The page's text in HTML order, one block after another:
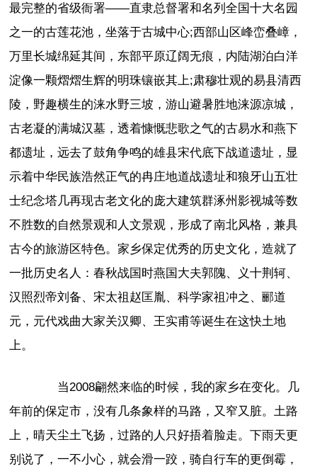
最完整的省级衙署——直隶总督署和名列全国十大名园
之一的古莲花池，坐落于古城中心;西部山区峰峦叠嶂，
万里长城绵延其间，东部平原辽阔无痕，内陆湖泊白洋
淀像一颗熠熠生辉的明珠镶嵌其上;肃穆壮观的易县清西
陵，野趣横生的涞水野三坡，游山避暑胜地涞源凉城，
古老凝的满城汉墓，透着慷慨悲歌之气的古易水和燕下
都遗址，远去了鼓角争鸣的雄县宋代底下战道遗址，显
示着中华民族浩然正气的冉庄地道战遗址和狼牙山五壮
士纪念塔几再现古老文化的庞大建筑群涿州影视城等数
不胜数的自然景观和人文景观，形成了南北风格，兼具
古今的旅游区特色。家乡保定优秀的历史文化，造就了
一批历史名人：春秋战国时燕国大夫郭隗、义十荆轲、
汉照烈帝刘备、宋太祖赵匡胤、科学家祖冲之、郦道
元，元代戏曲大家关汉卿、王实甫等诞生在这快土地
上。
当2008翩然来临的时候，我的家乡在变化。几
年前的保定市，没有几条象样的马路，又窄又脏。土路
上，晴天尘土飞扬，过路的人只好捂着脸走。下雨天更
别说了，一不小心，就会滑一跤，骑自行车的更倒霉，